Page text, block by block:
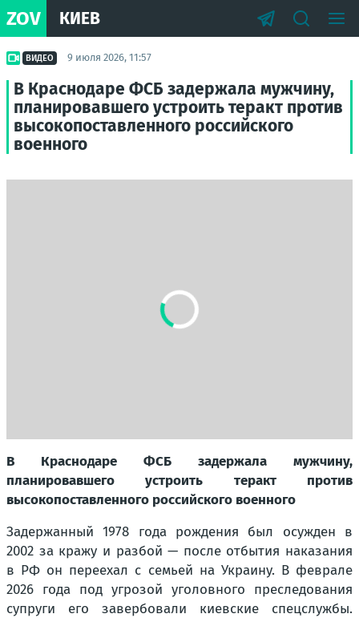
ZOV КИЕВ
ВИДЕО 9 июля 2026, 11:57
В Краснодаре ФСБ задержала мужчину,
планировавшего устроить теракт против
высокопоставленного российского
военного
В Краснодаре ФСБ задержала мужчину,
планировавшего устроить теракт против
высокопоставленного российского военного
Задержанный 1978 года рождения был осужден в
2002 за кражу и разбой — после отбытия наказания
в РФ он переехал с семьей на Украину. В феврале
2026 года под угрозой уголовного преследования
супруги его завербовали киевские спецслужбы.